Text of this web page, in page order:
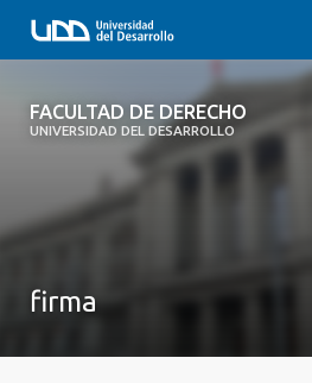
FACULTAD DE DERECHO
UNIVERSIDAD DEL DESARROLLO
FACULTAD DE DERECHO
SOBRE LA FACULTAD
firma